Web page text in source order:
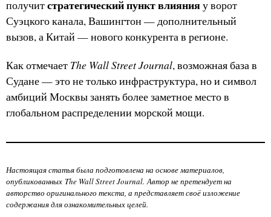
получитстратегический пункт влиянияу ворот
Суэцкого канала, Вашингтон — дополнительный
вызов, а Китай — нового конкурента в регионе.
Как отмечает The Wall Street Journal, возможная база в
Судане — это не только инфраструктура, но и символ
амбиций Москвы занять более заметное место в
глобальном распределении морской мощи.
Настоящая статья была подготовлена на основе материалов,
опубликованных The Wall Street Journal. Автор не претендует на
авторство оригинального текста, а представляет своё изложение
содержания для ознакомительных целей.